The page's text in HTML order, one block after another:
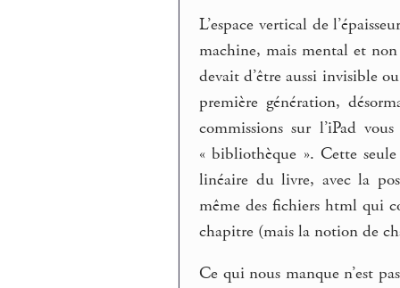
L’espace vertical de
machine, mais mental et
devait d’être aussi invisible
première génération,
commissions sur l’iPad
« bibliothèque ». Cette
linéaire du livre, avec la
même des fichiers html qui
chapitre (mais la notion de
Ce qui nous manque n’est